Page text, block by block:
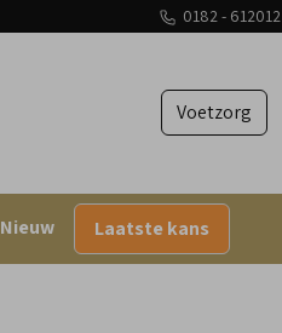
0182 - 612012
Voetzorg
Nieuw Laatste kans